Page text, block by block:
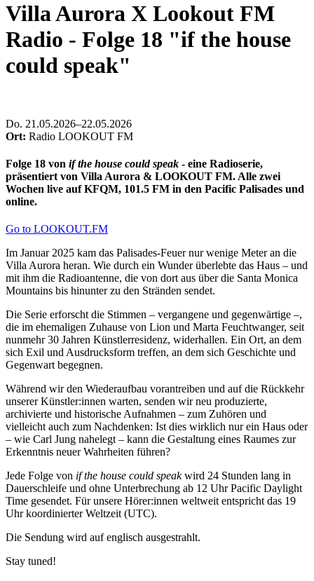
Villa Aurora X Lookout FM
Radio - Folge 18 "if the house
could speak"
Do. 21.05.2026–22.05.2026
Ort: Radio LOOKOUT FM
Folge 18 von if the house could speak - eine Radioserie,
präsentiert von Villa Aurora & LOOKOUT FM. Alle zwei
Wochen live auf KFQM, 101.5 FM in den Pacific Palisades und
online.
Go to LOOKOUT.FM
Im Januar 2025 kam das Palisades-Feuer nur wenige Meter an die
Villa Aurora heran. Wie durch ein Wunder überlebte das Haus – und
mit ihm die Radioantenne, die von dort aus über die Santa Monica
Mountains bis hinunter zu den Stränden sendet.
Die Serie erforscht die Stimmen – vergangene und gegenwärtige –,
die im ehemaligen Zuhause von Lion und Marta Feuchtwanger, seit
nunmehr 30 Jahren Künstlerresidenz, widerhallen. Ein Ort, an dem
sich Exil und Ausdrucksform treffen, an dem sich Geschichte und
Gegenwart begegnen.
Während wir den Wiederaufbau vorantreiben und auf die Rückkehr
unserer Künstler:innen warten, senden wir neu produzierte,
archivierte und historische Aufnahmen – zum Zuhören und
vielleicht auch zum Nachdenken: Ist dies wirklich nur ein Haus oder
– wie Carl Jung nahelegt – kann die Gestaltung eines Raumes zur
Erkenntnis neuer Wahrheiten führen?
Jede Folge von if the house could speakwird 24 Stunden lang in
Dauerschleife und ohne Unterbrechung ab 12 Uhr Pacific Daylight
Time gesendet. Für unsere Hörer:innen weltweit entspricht das 19
Uhr koordinierter Weltzeit (UTC).
Die Sendung wird auf englisch ausgestrahlt.
Stay tuned!